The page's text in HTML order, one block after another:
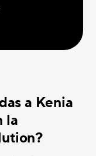
a Kenia
la